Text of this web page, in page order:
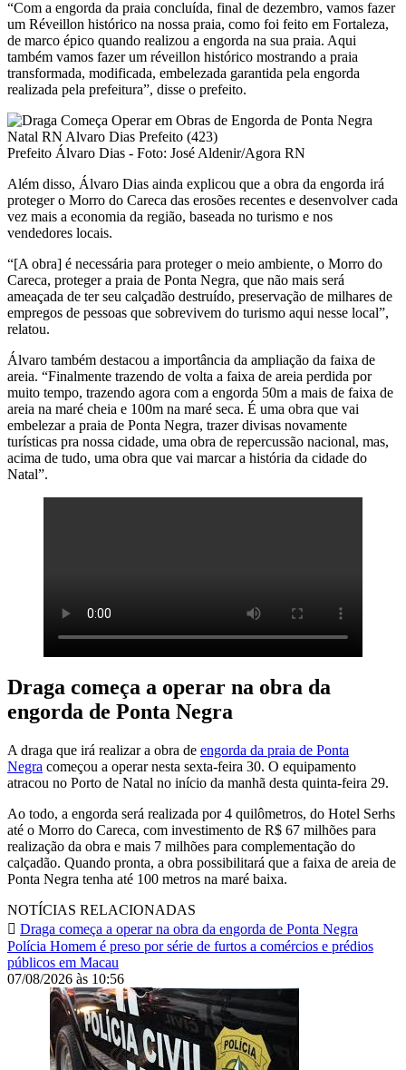
“Com a engorda da praia concluída, final de dezembro, vamos fazer
um Réveillon histórico na nossa praia, como foi feito em Fortaleza,
de marco épico quando realizou a engorda na sua praia. Aqui
também vamos fazer um réveillon histórico mostrando a praia
transformada, modificada, embelezada garantida pela engorda
realizada pela prefeitura”, disse o prefeito.
Prefeito Álvaro Dias - Foto: José Aldenir/Agora RN
Além disso, Álvaro Dias ainda explicou que a obra da engorda irá
proteger o Morro do Careca das erosões recentes e desenvolver cada
vez mais a economia da região, baseada no turismo e nos
vendedores locais.
“[A obra] é necessária para proteger o meio ambiente, o Morro do
Careca, proteger a praia de Ponta Negra, que não mais será
ameaçada de ter seu calçadão destruído, preservação de milhares de
empregos de pessoas que sobrevivem do turismo aqui nesse local”,
relatou.
Álvaro também destacou a importância da ampliação da faixa de
areia. “Finalmente trazendo de volta a faixa de areia perdida por
muito tempo, trazendo agora com a engorda 50m a mais de faixa de
areia na maré cheia e 100m na maré seca. É uma obra que vai
embelezar a praia de Ponta Negra, trazer divisas novamente
turísticas pra nossa cidade, uma obra de repercussão nacional, mas,
acima de tudo, uma obra que vai marcar a história da cidade do
Natal”.
Draga começa a operar na obra da
engorda de Ponta Negra
A draga que irá realizar a obra de engorda da praia de Ponta
Negra começou a operar nesta sexta-feira 30. O equipamento
atracou no Porto de Natal no início da manhã desta quinta-feira 29.
Ao todo, a engorda será realizada por 4 quilômetros, do Hotel Serhs
até o Morro do Careca, com investimento de R$ 67 milhões para
realização da obra e mais 7 milhões para complementação do
calçadão. Quando pronta, a obra possibilitará que a faixa de areia de
Ponta Negra tenha até 100 metros na maré baixa.
NOTÍCIAS RELACIONADAS
Draga começa a operar na obra da engorda de Ponta Negra
Polícia Homem é preso por série de furtos a comércios e prédios
públicos em Macau
07/08/2026 às 10:56